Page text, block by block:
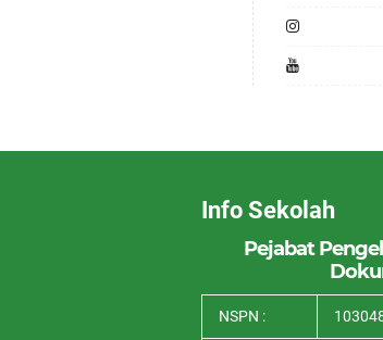
Info Sekolah
Pejabat
NSPN :